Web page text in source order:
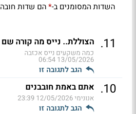
השדות המסומנים ב-*הם שדות חובה
11
. הצוללת.. נייס מה קורה שם
כמה משקעים נייס אכזבה
13/05/2026 06:54
הגב לתגובה זו
10
. אתם באמת חובבנים
אנונימי12/05/2026 23:39
הגב לתגובה זו